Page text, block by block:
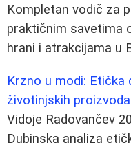
Kompletan vodič za
praktičnim savetima
hrani i atrakcijama u
Krzno u modi: Etička
životinjskih proizvoda
Vidoje Radovančev
Dubinska analiza